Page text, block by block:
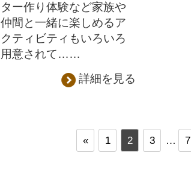
ター作り体験など家族や
仲間と一緒に楽しめるア
クティビティもいろいろ
用意されて……
詳細を見る
« 1 2 3 … 7